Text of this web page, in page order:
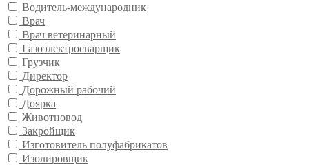
Водитель-международник
Врач
Врач ветеринарный
Газоэлектросварщик
Грузчик
Директор
Дорожный рабочий
Доярка
Животновод
Закройщик
Изготовитель полуфабрикатов
Изолировщик